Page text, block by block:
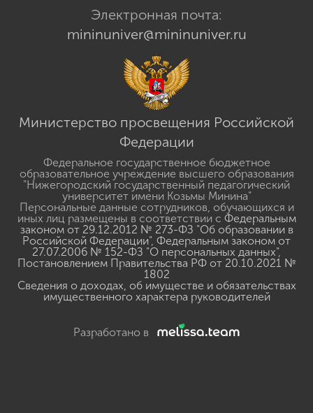
Электронная почта:
mininuniver@mininuniver.ru
Министерство просвещения Российской
Федерации
Федеральное государственное бюджетное
образовательное учреждение высшего образования
"Нижегородский государственный педагогический
университет имени Козьмы Минина"
Персональные данные сотрудников, обучающихся и
иных лиц размещены в соответствии с Федеральным
законом от 29.12.2012 № 273-ФЗ "Об образовании в
Российской Федерации", Федеральным законом от
27.07.2006 № 152-ФЗ "О персональных данных",
Постановлением Правительства РФ от 20.10.2021 №
1802
Сведения о доходах, об имуществе и обязательствах
имущественного характера руководителей
Разработано в